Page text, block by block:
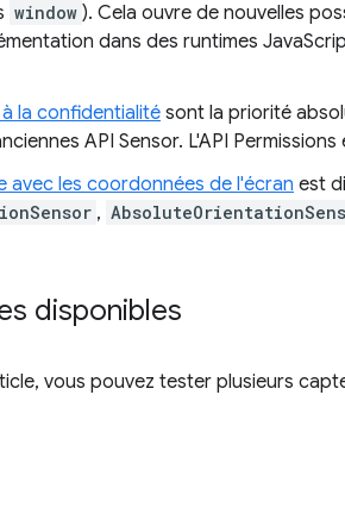
window ). Cela ouvre de nouvelles
dans des runtimes
la confidentialité sont la priorité
API Sensor. L'API
avec les coordonnées de l'écran est
,
disponibles
vous pouvez tester plusieurs